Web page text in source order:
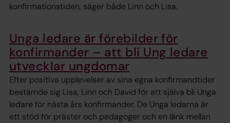
konfirmationstiden, säger både Linn och Lisa.
Unga ledare är förebilder för
konfirmander – att bli Ung ledare
utvecklar ungdomar
Efter positiva upplevelser av sina egna konfirmandtider
bestämde sig Lisa, Linn och David för att själva bli Unga
ledare för nästa års konfirmander. De Unga ledarna är
ett stöd för präster och pedagoger och en länk mellan